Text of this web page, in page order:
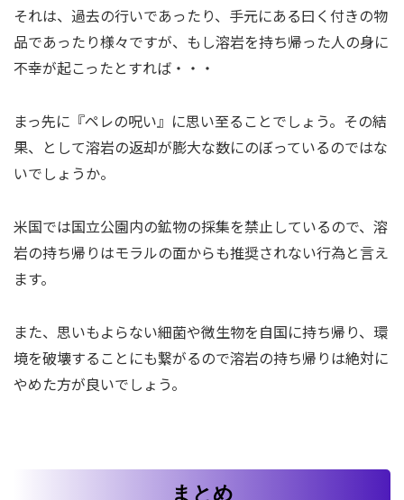
それは、過去の行いであったり、手元にある曰く付きの物
品であったり様々ですが、もし溶岩を持ち帰った人の身に
不幸が起こったとすれば・・・
まっ先に『ペレの呪い』に思い至ることでしょう。その結
果、として溶岩の返却が膨大な数にのぼっているのではな
いでしょうか。
米国では国立公園内の鉱物の採集を禁止しているので、溶
岩の持ち帰りはモラルの面からも推奨されない行為と言え
ます。
また、思いもよらない細菌や微生物を自国に持ち帰り、環
境を破壊することにも繋がるので溶岩の持ち帰りは絶対に
やめた方が良いでしょう。
まとめ